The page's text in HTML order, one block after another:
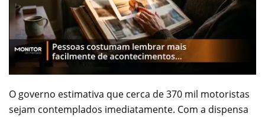
O governo estimativa que cerca de 370 mil motoristas
sejam contemplados imediatamente. Com a dispensa